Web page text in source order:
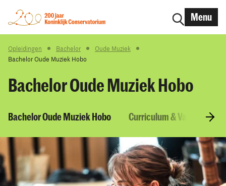
Menu
Opleidingen Bachelor
Oude Muziek
Bachelor Oude Muziek Hobo
Bachelor Oude Muziek Hobo
Bachelor Oude Muziek Hobo Curriculum & Vakken